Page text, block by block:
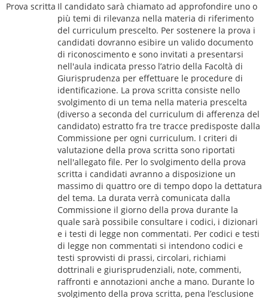
Prova scritta Il candidato sarà chiamato ad approfondire uno o
più temi di rilevanza nella materia di riferimento
del curriculum prescelto. Per sostenere la prova i
candidati dovranno esibire un valido documento
di riconoscimento e sono invitati a presentarsi
nell'aula indicata presso l’atrio della Facoltà di
Giurisprudenza per effettuare le procedure di
identificazione. La prova scritta consiste nello
svolgimento di un tema nella materia prescelta
(diverso a seconda del curriculum di afferenza del
candidato) estratto fra tre tracce predisposte dalla
Commissione per ogni curriculum. I criteri di
valutazione della prova scritta sono riportati
nell'allegato file. Per lo svolgimento della prova
scritta i candidati avranno a disposizione un
massimo di quattro ore di tempo dopo la dettatura
del tema. La durata verrà comunicata dalla
Commissione il giorno della prova durante la
quale sarà possibile consultare i codici, i dizionari
e i testi di legge non commentati. Per codici e testi
di legge non commentati si intendono codici e
testi sprovvisti di prassi, circolari, richiami
dottrinali e giurisprudenziali, note, commenti,
raffronti e annotazioni anche a mano. Durante lo
svolgimento della prova scritta, pena l’esclusione